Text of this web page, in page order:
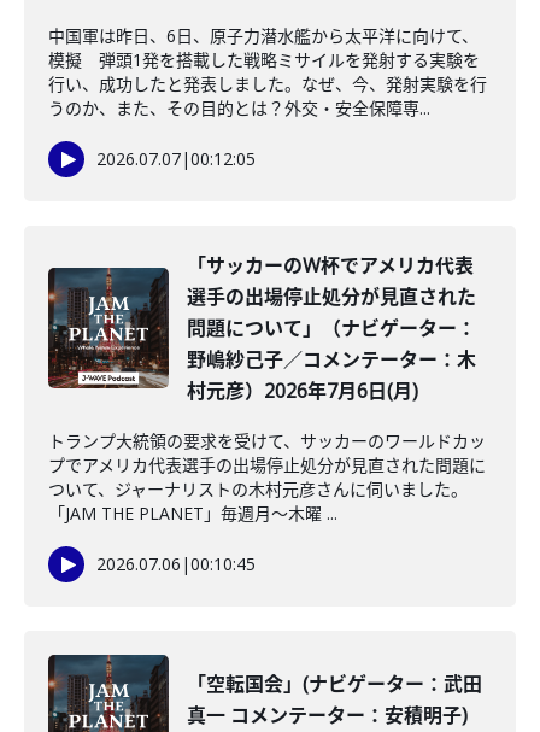
中国軍は昨日、6日、原子力潜水艦から太平洋に向けて、
模擬 弾頭1発を搭載した戦略ミサイルを発射する実験を
行い、成功したと発表しました。なぜ、今、発射実験を行
うのか、また、その目的とは？外交・安全保障専...
2026.07.07|00:12:05
「サッカーのW杯でアメリカ代表
選手の出場停止処分が見直された
問題について」（ナビゲーター：
野嶋紗己子／コメンテーター：木
村元彦）2026年7月6日(月)
トランプ大統領の要求を受けて、サッカーのワールドカッ
プでアメリカ代表選手の出場停止処分が見直された問題に
ついて、ジャーナリストの木村元彦さんに伺いました。
「JAM THE PLANET」毎週月～木曜 ...
2026.07.06 |00:10:45
「空転国会」(ナビゲーター：武田
真一 コメンテーター：安積明子)